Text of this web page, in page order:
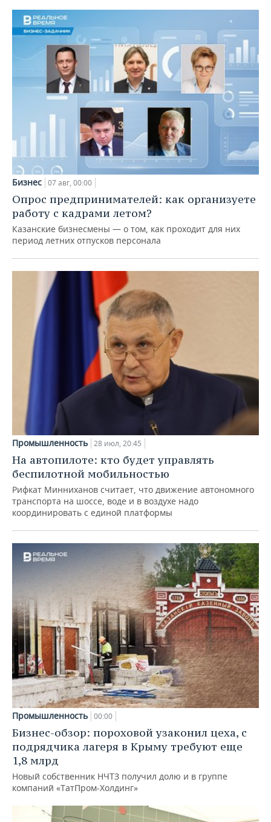
Бизнес 07 авг, 00:00
Опрос предпринимателей: как организуете
работу с кадрами летом?
Казанские бизнесмены — о том, как проходит для них
период летних отпусков персонала
Промышленность 28 июл, 20:45
На автопилоте: кто будет управлять
беспилотной мобильностью
Рифкат Минниханов считает, что движение автономного
транспорта на шоссе, воде и в воздухе надо
координировать с единой платформы
Промышленность 00:00
Бизнес-обзор: пороховой узаконил цеха, с
подрядчика лагеря в Крыму требуют еще
1,8 млрд
Новый собственник НЧТЗ получил долю и в группе
компаний «ТатПром-Холдинг»